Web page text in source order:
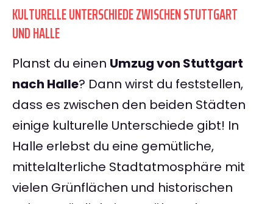
KULTURELLE UNTERSCHIEDE ZWISCHEN STUTTGART
UND HALLE
Planst du einen Umzug von Stuttgart
nach Halle? Dann wirst du feststellen,
dass es zwischen den beiden Städten
einige kulturelle Unterschiede gibt! In
Halle erlebst du eine gemütliche,
mittelalterliche Stadtatmosphäre mit
vielen Grünflächen und historischen